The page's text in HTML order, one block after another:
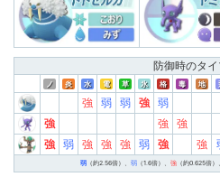
る。
このように、型（技セット
ことで、どちらの型の方
回転はどちらの方が早いの
GBLシーズン24時点での技
防御時のタ
ノ 炎 水 電 草 氷 格 毒 地
強 弱 弱 強 弱
強
強 強
強 弱 強 強 強 弱 強 強
弱（約2.56倍）、 弱（1.6倍）、 強（約0.625倍）、